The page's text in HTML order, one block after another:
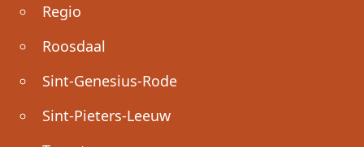
Regio
Roosdaal
Sint-Genesius-Rode
Sint-Pieters-Leeuw